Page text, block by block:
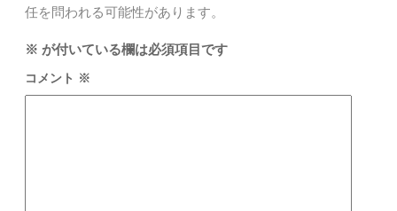
任を問われる可能性があります。
※ が付いている欄は必須項目です
コメント ※